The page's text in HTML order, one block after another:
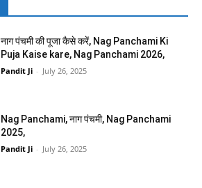
नाग पंचमी की पूजा कैसे करें, Nag Panchami Ki
Puja Kaise kare, Nag Panchami 2026,
Pandit Ji - July 26, 2025
Nag Panchami, नाग पंचमी, Nag Panchami
2025,
Pandit Ji - July 26, 2025